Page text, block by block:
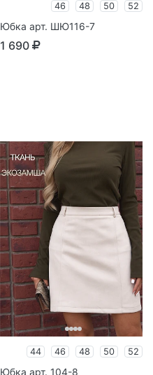
46 48 50 52
Юбка арт. ШЮ116-7
1 690
44 46 48 50 52
Юбка арт. 104-8